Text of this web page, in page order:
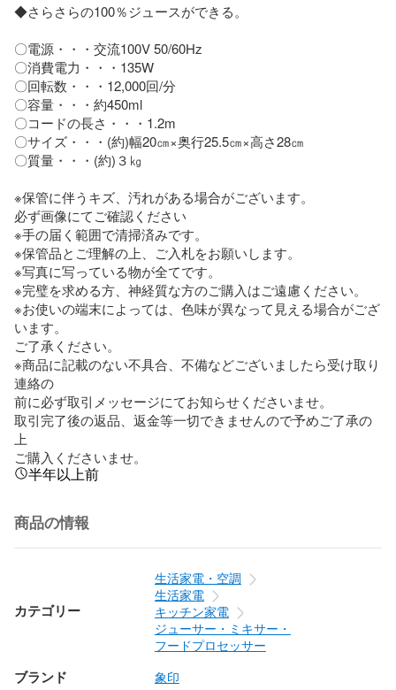
◆さらさらの100％ジュースができる。
〇電源・・・交流100V 50/60Hz
〇消費電力・・・135W
〇回転数・・・12,000回/分
〇容量・・・約450ml
〇コードの長さ・・・1.2m
〇サイズ・・・(約)幅20㎝×奥行25.5㎝×高さ28㎝
〇質量・・・(約)３㎏
※保管に伴うキズ、汚れがある場合がございます。
必ず画像にてご確認ください
※手の届く範囲で清掃済みです。
※保管品とご理解の上、ご入札をお願いします。
※写真に写っている物が全てです。
※完璧を求める方、神経質な方のご購入はご遠慮ください。
※お使いの端末によっては、色味が異なって見える場合がござ
います。
ご了承ください。
※商品に記載のない不具合、不備などございましたら受け取り
連絡の
前に必ず取引メッセージにてお知らせくださいませ。
取引完了後の返品、返金等一切できませんので予めご了承の
上
ご購入くださいませ。
半年以上前
商品の情報
カテゴリー
生活家電・空調
生活家電
キッチン家電
ジューサー・ミキサー・
フードプロセッサー
ブランド 象印